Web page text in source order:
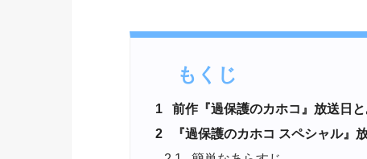
もくじ
1
前作『過保護のカホコ』放送日
2
『過保護のカホコ スペシャル』